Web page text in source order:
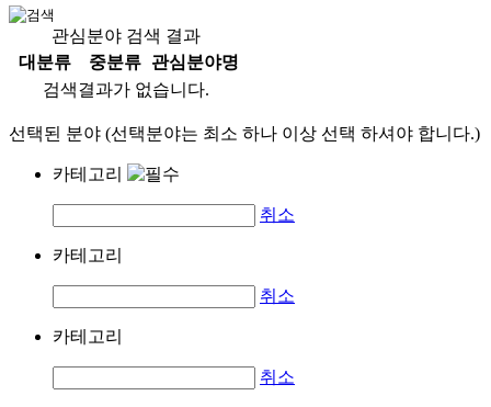
관심분야 검색 결과
대분류
중분류
관심분야명
검색결과가 없습니다.
선택된 분야 (선택분야는 최소 하나 이상 선택 하셔야 합니다.)
카테고리
취소
카테고리
취소
카테고리
취소